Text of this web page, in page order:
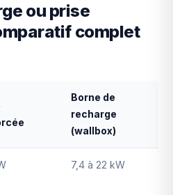
ou prise
complet
Borne de
recharge
(wallbox)
7,4 à 22 kW